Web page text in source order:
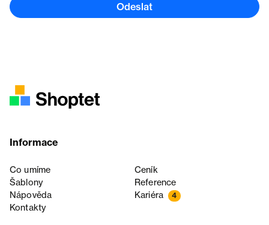
Odeslat
Informace
Co umíme
Ceník
Šablony
Reference
Nápověda
Kariéra 4
Kontakty